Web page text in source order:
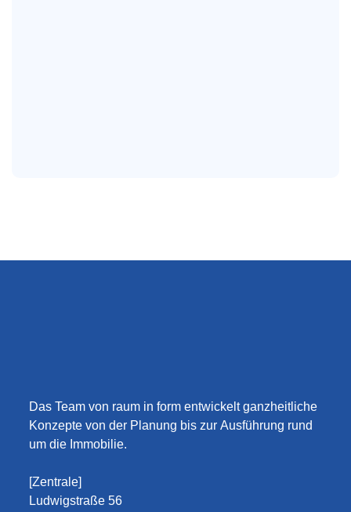
Das Team von raum in form entwickelt ganzheitliche
Konzepte von der Planung bis zur Ausführung rund
um die Immobilie.
[Zentrale]
Ludwigstraße 56